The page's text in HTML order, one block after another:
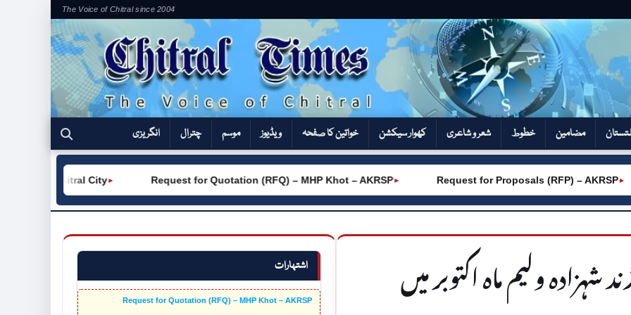
The Voice of Chitral since 2004
مضامین خطوط شعر و شاعری کھوار سیکشن‎ خواتین کا صفحہ ویڈیوز موسم چترال انگریزی
►
Request for Quotation (RFQ) – MHP Khot – AKRSP
►
(W) Chitral City ►
Request for Proposals (RFP) – AKRSP
اشتہارات
Request for Quotation (RFQ) – MHP Khot – AKRSP ولیم ماہ اکتوبر میں